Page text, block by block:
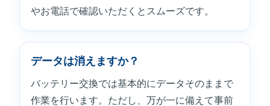
やお電話で確認いただくとスムーズです。
データは消えますか？
バッテリー交換では基本的にデータそのままで
作業を行います。ただし、万が一に備えて事前